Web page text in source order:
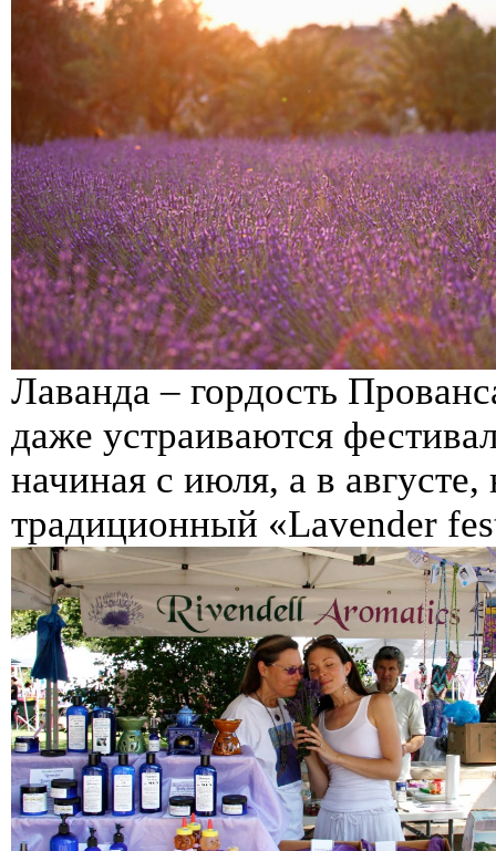
Лаванда – гордость
даже устраиваются
начиная с июля, а в
традиционный «Lavender